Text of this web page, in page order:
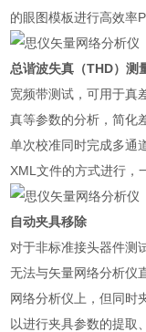
的眼图模板进行高效率
总谐波失真（THD）测
宽频带测试，可用于真
真等参数的分析，简化
单次校准同时完成多通
XML文件的方式进行，
自动夹具移除
对于非标准接头器件测
无法与矢量网络分析仪
网络分析仪上，但同时
以进行夹具参数的提取